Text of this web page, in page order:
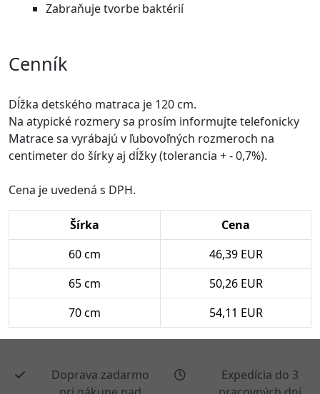
Zabraňuje tvorbe baktérií
Cenník
Dĺžka detského matraca je 120 cm.
Na atypické rozmery sa prosím informujte telefonicky
Matrace sa vyrábajú v ľubovoľných rozmeroch na
centimeter do šírky aj dĺžky (tolerancia + - 0,7%).
Cena je uvedená s DPH.
Šírka
Cena
60 cm
46,39 EUR
65 cm
50,26 EUR
70 cm
54,11 EUR
Doprava zadarmo
Expedícia do 3